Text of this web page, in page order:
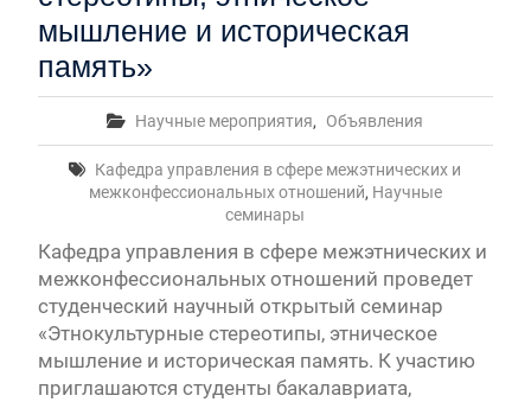
мышление и историческая
память»
Научные мероприятия, Объявления
Кафедра управления в сфере межэтнических и
межконфессиональных отношений, Научные
семинары
Кафедра управления в сфере межэтнических и
межконфессиональных отношений проведет
студенческий научный открытый семинар
«Этнокультурные стереотипы, этническое
мышление и историческая память. К участию
приглашаются студенты бакалавриата,